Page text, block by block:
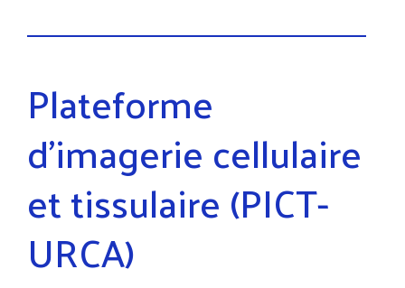
Plateforme
d'imagerie cellulaire
et tissulaire (PICT-
URCA)